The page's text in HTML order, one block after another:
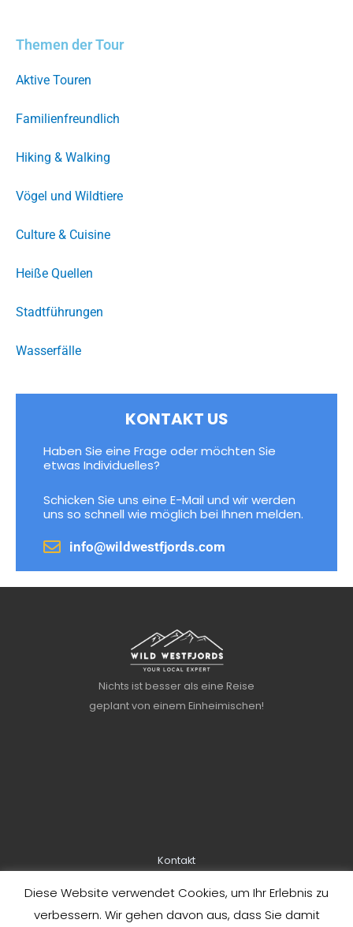
Themen der Tour
Aktive Touren
Familienfreundlich
Hiking & Walking
Vögel und Wildtiere
Culture & Cuisine
Heiße Quellen
Stadtführungen
Wasserfälle
KONTAKT US
Haben Sie eine Frage oder möchten Sie
etwas Individuelles?
Schicken Sie uns eine E-Mail und wir werden
uns so schnell wie möglich bei Ihnen melden.
info@wildwestfjords.com
Nichts ist besser als eine Reise
geplant von einem Einheimischen!
Kontakt
Informationen zur Buchung
Datenschutzbestimmungen
Diese Website verwendet Cookies, um Ihr Erlebnis zu
verbessern. Wir gehen davon aus, dass Sie damit